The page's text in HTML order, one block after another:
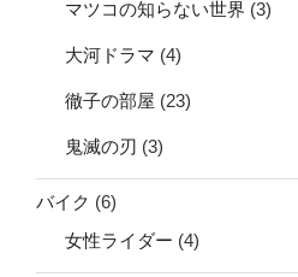
マツコの知らない世界 (3)
大河ドラマ (4)
徹子の部屋 (23)
鬼滅の刃 (3)
バイク (6)
女性ライダー (4)